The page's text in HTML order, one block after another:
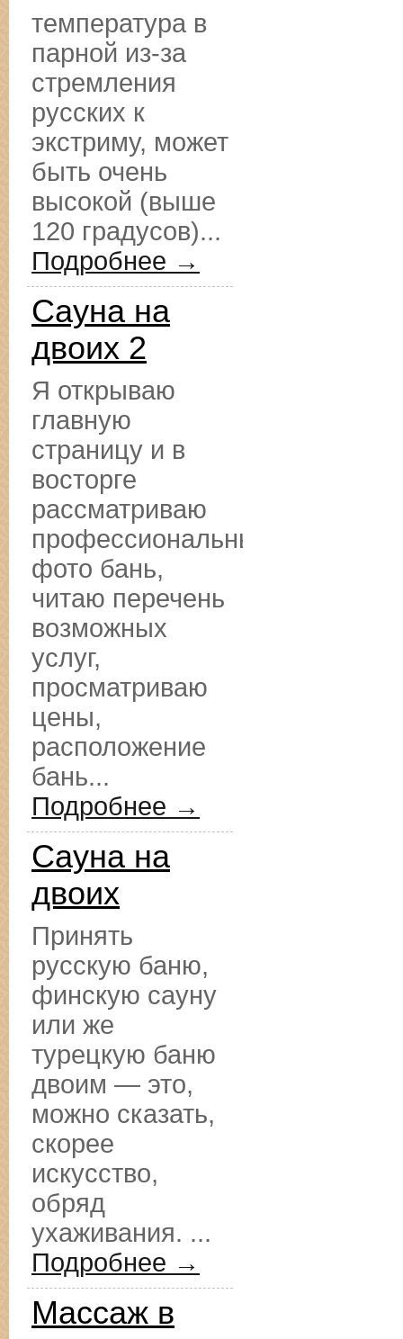
температура в
парной из-за
стремления
русских к
экстриму, может
быть очень
высокой (выше
120 градусов)...
Подробнее →
Сауна на
двоих 2
Я открываю
главную
страницу и в
восторге
рассматриваю
профессиональные
фото бань,
читаю перечень
возможных
услуг,
просматриваю
цены,
расположение
бань...
Подробнее →
Сауна на
двоих
Принять
русскую баню,
финскую сауну
или же
турецкую баню
двоим — это,
можно сказать,
скорее
искусство,
обряд
ухаживания. ...
Подробнее →
Массаж в